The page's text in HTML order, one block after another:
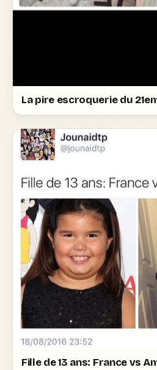
La pire escroquerie du
Fille de 13 ans: France vs